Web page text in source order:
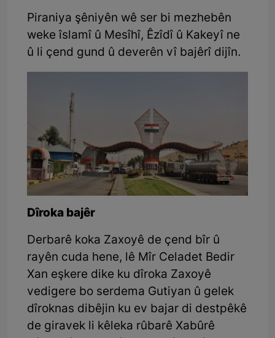
Piraniya şêniyên wê ser bi mezhebên
weke îslamî û Mesîhî, Êzîdî û Kakeyî ne
û li çend gund û deverên vî bajêrî dijîn.
Dîroka bajêr
Derbarê koka Zaxoyê de çend bîr û
rayên cuda hene, lê Mîr Celadet Bedir
Xan eşkere dike ku dîroka Zaxoyê
vedigere bo serdema Gutiyan û gelek
dîroknas dibêjin ku ev bajar di destpêkê
de giravek li kêleka rûbarê Xabûrê